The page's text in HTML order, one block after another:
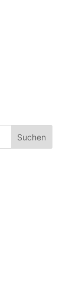
Suchen